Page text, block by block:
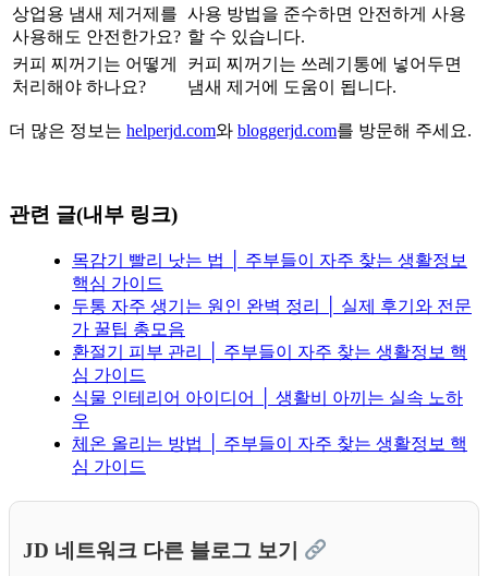
상업용 냄새 제거제를
사용해도 안전한가요?
사용 방법을 준수하면 안전하게 사용
할 수 있습니다.
커피 찌꺼기는 어떻게
처리해야 하나요?
커피 찌꺼기는 쓰레기통에 넣어두면
냄새 제거에 도움이 됩니다.
더 많은 정보는 helperjd.com와 bloggerjd.com를 방문해 주세요.
관련 글(내부 링크)
목감기 빨리 낫는 법 │ 주부들이 자주 찾는 생활정보
핵심 가이드
두통 자주 생기는 원인 완벽 정리 │ 실제 후기와 전문
가 꿀팁 총모음
환절기 피부 관리 │ 주부들이 자주 찾는 생활정보 핵
심 가이드
식물 인테리어 아이디어 │ 생활비 아끼는 실속 노하
우
체온 올리는 방법 │ 주부들이 자주 찾는 생활정보 핵
심 가이드
JD 네트워크 다른 블로그 보기